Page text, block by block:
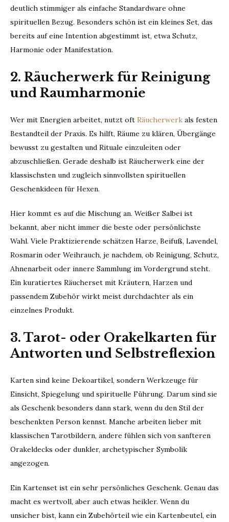
deutlich stimmiger als einfache Standardware ohne
spirituellen Bezug. Besonders schön ist ein kleines Set, das
bereits auf eine Intention abgestimmt ist, etwa Schutz,
Harmonie oder Manifestation.
2. Räucherwerk für Reinigung
und Raumharmonie
Wer mit Energien arbeitet, nutzt oft Räucherwerk als festen
Bestandteil der Praxis. Es hilft, Räume zu klären, Übergänge
bewusst zu gestalten und Rituale einzuleiten oder
abzuschließen. Gerade deshalb ist Räucherwerk eine der
klassischsten und zugleich sinnvollsten spirituellen
Geschenkideen für Hexen.
Hier kommt es auf die Mischung an. Weißer Salbei ist
bekannt, aber nicht immer die beste oder persönlichste
Wahl. Viele Praktizierende schätzen Harze, Beifuß, Lavendel,
Rosmarin oder Weihrauch, je nachdem, ob Reinigung, Schutz,
Ahnenarbeit oder innere Sammlung im Vordergrund steht.
Ein kuratiertes Räucherset mit Kräutern, Harzen und
passendem Zubehör wirkt meist durchdachter als ein
einzelnes Produkt.
3. Tarot- oder Orakelkarten für
Antworten und Selbstreflexion
Karten sind keine Dekoartikel, sondern Werkzeuge für
Einsicht, Spiegelung und spirituelle Führung. Darum sind sie
als Geschenk besonders dann stark, wenn du den Stil der
beschenkten Person kennst. Manche arbeiten lieber mit
klassischen Tarotbildern, andere fühlen sich von sanfteren
Orakeldecks oder dunkler, archetypischer Symbolik
angezogen.
Ein Kartenset ist ein sehr persönliches Geschenk. Genau das
macht es wertvoll, aber auch etwas heikler. Wenn du
unsicher bist, kann ein Zubehörteil wie ein Kartenbeutel, ein